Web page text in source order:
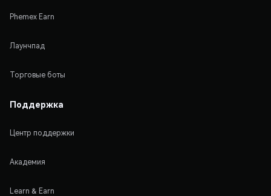
Phemex Earn
Лаунчпад
Торговые боты
Поддержка
Центр поддержки
Академия
Learn & Earn